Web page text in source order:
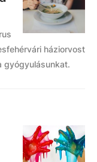
háziorvost
gyógyulásunkat.